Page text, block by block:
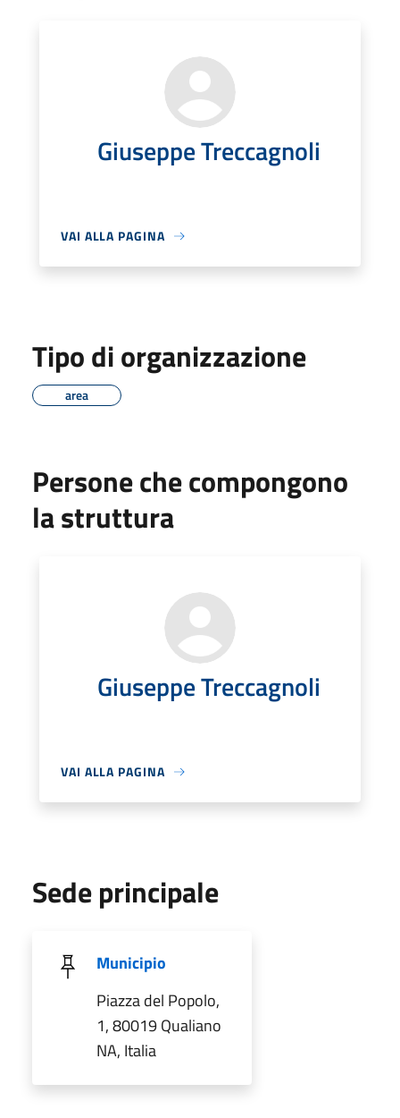
Giuseppe Treccagnoli
VAI ALLA PAGINA
Tipo di organizzazione
area
Persone che compongono
la struttura
Giuseppe Treccagnoli
VAI ALLA PAGINA
Sede principale
Municipio
Piazza del Popolo,
1, 80019 Qualiano
NA, Italia